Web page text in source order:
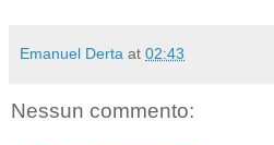
Emanuel Derta at 02:43
Nessun commento: